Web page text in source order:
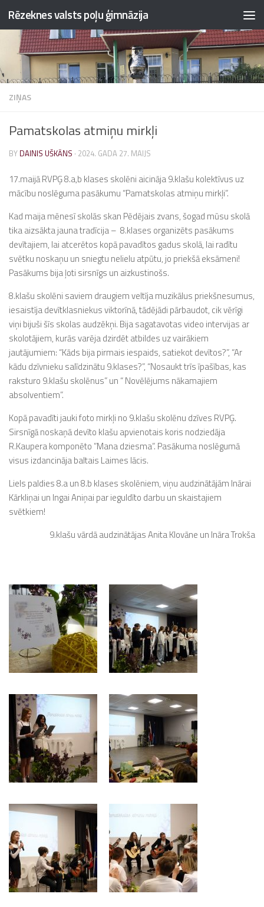
Skip to content
Rēzeknes valsts poļu ģimnāzija
ZIŅAS
Pamatskolas atmiņu mirkļi
BY DAINIS UŠKĀNS · 2024. GADA 27. MAIJS
17.maijā RVPĢ 8.a,b klases skolēni aicināja 9.klašu kolektīvus uz
mācību noslēguma pasākumu “Pamatskolas atmiņu mirkļi”.
Kad maija mēnesī skolās skan Pēdējais zvans, šogad mūsu skolā
tika aizsākta jauna tradīcija – 8.klases organizēts pasākums
devītajiem, lai atcerētos kopā pavadītos gadus skolā, lai radītu
svētku noskaņu un sniegtu nelielu atpūtu, jo priekšā eksāmeni!
Pasākums bija ļoti sirsnīgs un aizkustinošs.
8.klašu skolēni saviem draugiem veltīja muzikālus priekšnesumus,
iesaistīja devītklasniekus viktorīnā, tādējādi pārbaudot, cik vērīgi
viņi bijuši šīs skolas audzēkņi. Bija sagatavotas video intervijas ar
skolotājiem, kurās varēja dzirdēt atbildes uz vairākiem
jautājumiem: “Kāds bija pirmais iespaids, satiekot devītos?”, “Ar
kādu dzīvnieku salīdzinātu 9.klases?”, “Nosaukt trīs īpašības, kas
raksturo 9.klašu skolēnus” un “ Novēlējums nākamajiem
absolventiem”.
Kopā pavadīti jauki foto mirkļi no 9.klašu skolēnu dzīves RVPĢ.
Sirsnīgā noskaņā devīto klašu apvienotais koris nodziedāja
R.Kaupera komponēto ”Mana dziesma”. Pasākuma noslēgumā
visus izdancināja baltais Laimes lācis.
Liels paldies 8.a un 8.b klases skolēniem, viņu audzinātājām Inārai
Kārkliņai un Ingai Aniņai par ieguldīto darbu un skaistajiem
svētkiem!
9.klašu vārdā audzinātājas Anita Klovāne un Ināra Trokša